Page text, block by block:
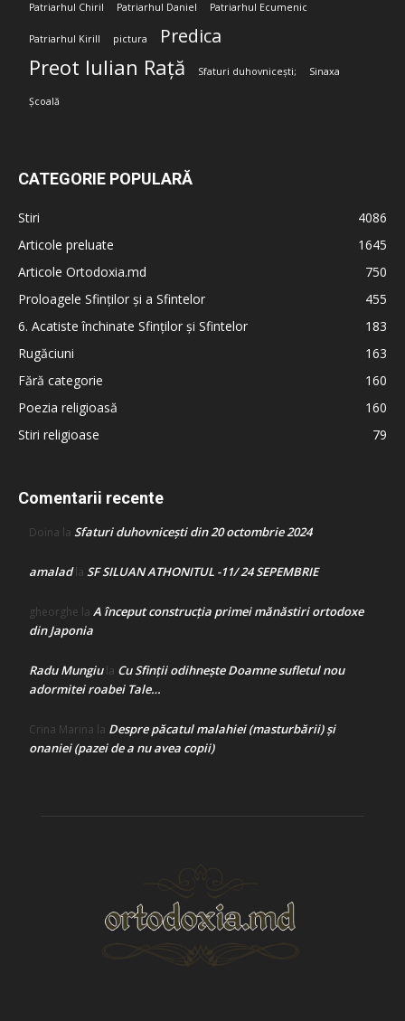
Patriarhul Chiril Patriarhul Daniel Patriarhul Ecumenic
Patriarhul Kirill pictura Predica
Preot Iulian Rață Sfaturi duhovnicești; Sinaxa
Școală
CATEGORIE POPULARĂ
Stiri
4086
Articole preluate
1645
Articole Ortodoxia.md
750
Proloagele Sfinților și a Sfintelor
455
6. Acatiste închinate Sfinților și Sfintelor
183
Rugăciuni
163
Fără categorie
160
Poezia religioasă
160
Stiri religioase
79
Comentarii recente
Doina la Sfaturi duhovnicești din 20 octombrie 2024
amaladla SF SILUAN ATHONITUL -11/ 24 SEPEMBRIE
gheorghe la A început construcţia primei mănăstiri ortodoxe
din Japonia
Radu Mungiula Cu Sfinții odihnește Doamne sufletul nou
adormitei roabei Tale…
Crina Marina la Despre păcatul malahiei (masturbării) şi
onaniei (pazei de a nu avea copii)